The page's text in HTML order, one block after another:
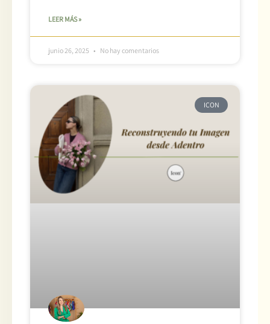
LEER MÁS »
junio 26, 2025 No hay comentarios
ICON